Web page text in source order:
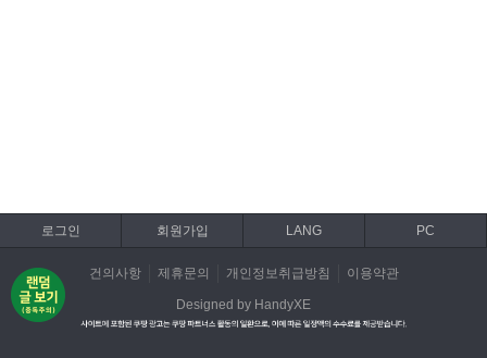
로그인 회원가입 LANG PC
건의사항 제휴문의 개인정보취급방침 이용약관
Designed by HandyXE